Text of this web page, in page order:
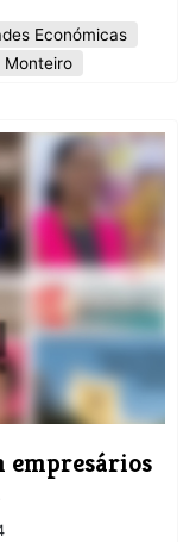
Económicas
Monteiro
empresários